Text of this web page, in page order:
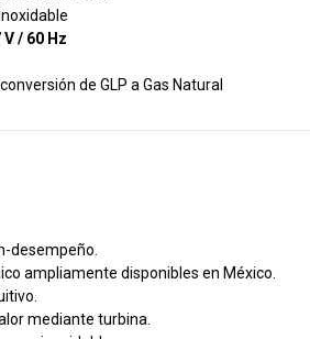
V / 60 Hz
de GLP a Gas Natural
desempeño.
ampliamente disponibles en México.
mediante turbina.